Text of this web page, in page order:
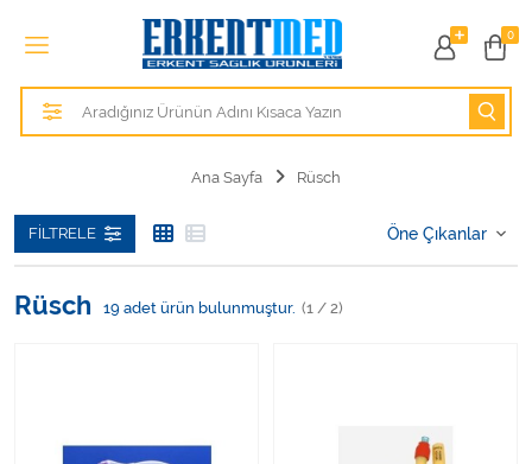
0
Tüm Kategoriler
Alezler
Hasta Bakım Ürünleri
Ana Sayfa Rüsch
FILTRELE
Rüsch 19 adet ürün bulunmuştur. (1 / 2)